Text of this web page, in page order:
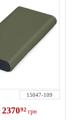
15047-109
237092 грн